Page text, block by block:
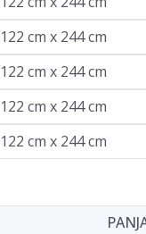
122 cm x 244 cm
122 cm x 244 cm
122 cm x 244 cm
122 cm x 244 cm